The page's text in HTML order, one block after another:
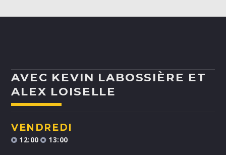
AVEC KEVIN LABOSSIÈRE ET
ALEX LOISELLE
VENDREDI
12:00 13:00